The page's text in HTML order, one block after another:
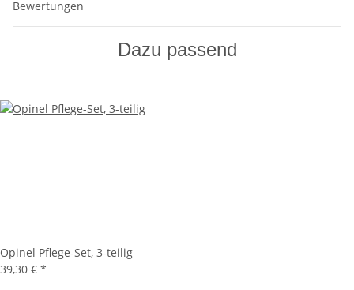
Bewertungen
Dazu passend
Opinel Pflege-Set, 3-teilig
39,30 € *